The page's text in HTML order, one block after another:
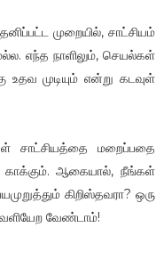
முறையில், சாட்சியம்
எந்த நாளிலும், செயல்கள்
முடியும் என்று கடவுள்
சாட்சியத்தை மறைப்பதை
காக்கும். ஆகையால், நீங்கள்
கிறிஸ்தவரா? ஒரு
வேண்டாம்!